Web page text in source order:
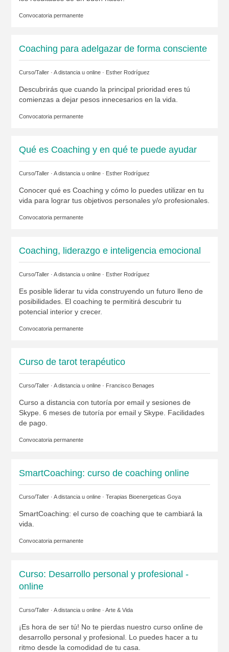
Convocatoria permanente
Coaching para adelgazar de forma consciente
Curso/Taller · A distancia u online · Esther Rodríguez
Descubrirás que cuando la principal prioridad eres tú
comienzas a dejar pesos innecesarios en la vida.
Convocatoria permanente
Qué es Coaching y en qué te puede ayudar
Curso/Taller · A distancia u online · Esther Rodríguez
Conocer qué es Coaching y cómo lo puedes utilizar en tu
vida para lograr tus objetivos personales y/o profesionales.
Convocatoria permanente
Coaching, liderazgo e inteligencia emocional
Curso/Taller · A distancia u online · Esther Rodríguez
Es posible liderar tu vida construyendo un futuro lleno de
posibilidades. El coaching te permitirá descubrir tu
potencial interior y crecer.
Convocatoria permanente
Curso de tarot terapéutico
Curso/Taller · A distancia u online · Francisco Benages
Curso a distancia con tutoría por email y sesiones de
Skype. 6 meses de tutoría por email y Skype. Facilidades
de pago.
Convocatoria permanente
SmartCoaching: curso de coaching online
Curso/Taller · A distancia u online · Terapias Bioenergeticas Goya
SmartCoaching: el curso de coaching que te cambiará la
vida.
Convocatoria permanente
Curso: Desarrollo personal y profesional -
online
Curso/Taller · A distancia u online · Arte & Vida
¡Es hora de ser tú! No te pierdas nuestro curso online de
desarrollo personal y profesional. Lo puedes hacer a tu
ritmo desde la comodidad de tu casa.